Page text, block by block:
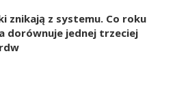
znikają z systemu. Co roku
dorównuje jednej trzeciej